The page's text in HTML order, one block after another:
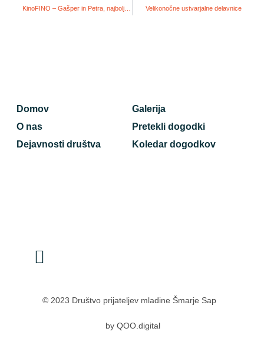
Velikonočne ustvarjalne delavnice
Domov
O nas
Dejavnosti društva
Galerija
Pretekli dogodki
Koledar dogodkov
© 2023 Društvo prijateljev mladine Šmarje Sap
by QOO.digital